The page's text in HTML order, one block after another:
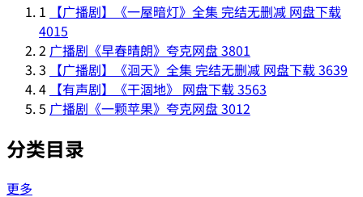
1
【广播剧】《一屋暗灯》全集 完结无删减 网盘下载
4015
2 广播剧《早春晴朗》夸克网盘3801
3
【广播剧】《洄天》全集 完结无删减 网盘下载3639
4 【有声剧】《干涸地》 网盘下载3563
5 广播剧《一颗苹果》夸克网盘3012
分类目录
更多